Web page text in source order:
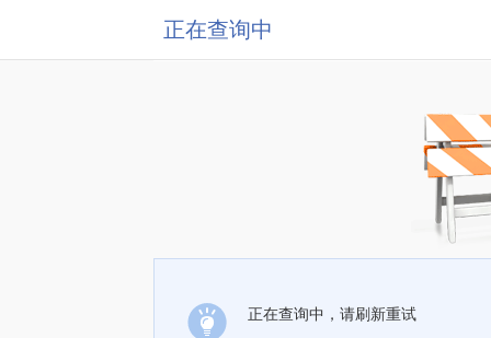
正在查询中
正在查询中，请刷新重试